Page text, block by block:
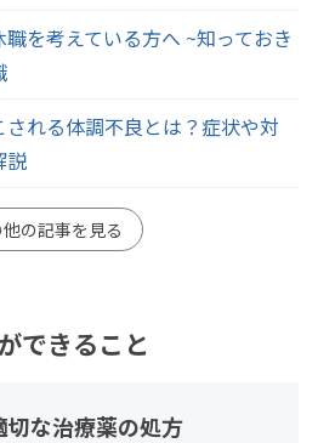
を考えている方へ ~知っておき
れる体調不良とは？症状や対
説
の記事を見る
できること
切な治療薬の処方